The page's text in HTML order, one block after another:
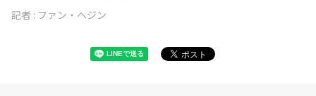
記者 : ファン・ヘジン